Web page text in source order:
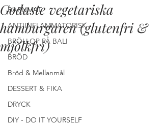
BARNMAT
ANTIINFLAMMATORISK
BRÖLLOP PÅ BALI
BRÖD
Bröd & Mellanmål
DESSERT & FIKA
DRYCK
DIY - DO IT YOURSELF
Godaste vegetariska
hamburgaren (glutenfri &
mjölkfri)